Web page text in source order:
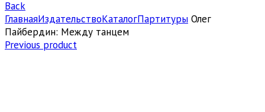
Back
ГлавнаяИздательствоКаталогПартитуры Олег
Пайбердин: Между танцем
Previous product